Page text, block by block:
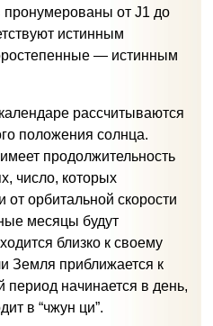
пронумерованы от J1 до
истинным
— истинным
рассчитываются
положения солнца.
продолжительность
число, которых
от орбитальной скорости
месяцы будут
близко к своему
Земля приближается к
начинается в день,
в “чжун ци”.